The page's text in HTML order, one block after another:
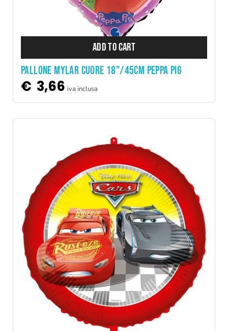
ADD TO CART
PALLONE MYLAR CUORE 18"/45CM PEPPA PIG
€ 3,66 iva inclusa